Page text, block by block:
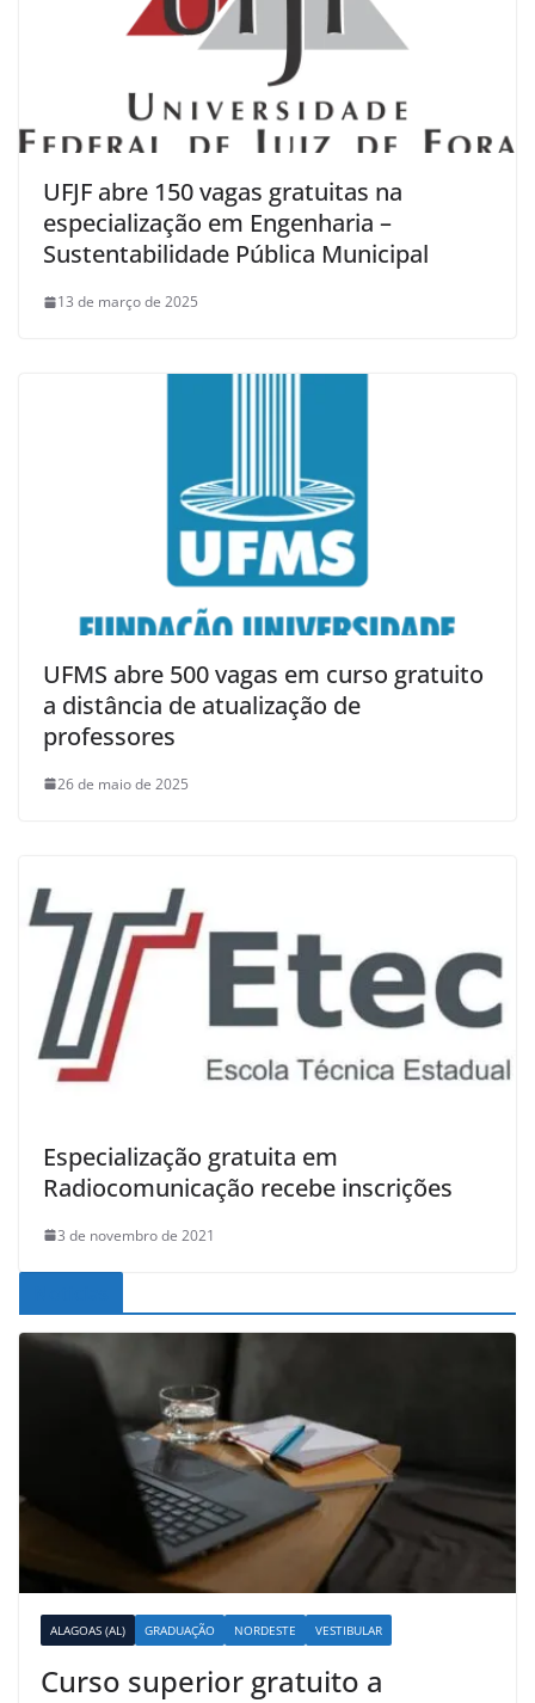
UFJF abre 150 vagas gratuitas na
especialização em Engenharia –
Sustentabilidade Pública Municipal
13 de março de 2025
UFMS abre 500 vagas em curso gratuito
a distância de atualização de
professores
26 de maio de 2025
Especialização gratuita em
Radiocomunicação recebe inscrições
3 de novembro de 2021
ALAGOAS (AL) GRADUAÇÃO NORDESTE VESTIBULAR
Curso superior gratuito a